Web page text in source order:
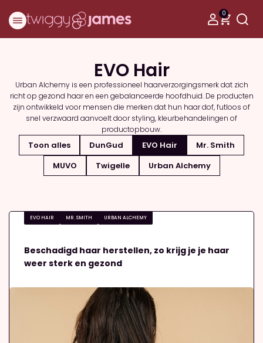
0
EVO Hair
Urban Alchemy is een professioneel haarverzorgingsmerk dat zich
richt op gezond haar en een gebalanceerde hoofdhuid. De producten
zijn ontwikkeld voor mensen die merken dat hun haar dof, futloos of
snel verzwaard aanvoelt door styling, kleurbehandelingen of
productopbouw.
Toon alles DunGud EVO Hair
Mr. Smith
MUVO
Twigelle Urban Alchemy
EVO HAIR MR. SMITH URBAN ALCHEMY
Beschadigd haar herstellen, zo krijg je je haar
weer sterk en gezond